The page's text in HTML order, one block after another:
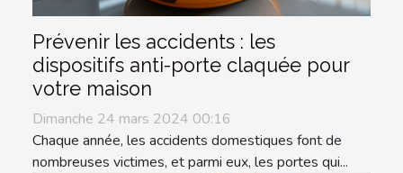
Prévenir les accidents : les
dispositifs anti-porte claquée pour
votre maison
Dimanche 24 mars 2024 00:16
Chaque année, les accidents domestiques font de
nombreuses victimes, et parmi eux, les portes qui...